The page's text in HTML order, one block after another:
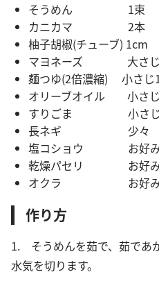
そうめん 1束
カニカマ 2本
柚子胡椒(チューブ) 1cm
マヨネーズ 大さ
麺つゆ(2倍濃縮) 小さじ
オリーブオイル 小さ
すりごま 小さ
長ネギ 少々
塩コショウ お好
乾燥パセリ お好
オクラ お好み
作り方
1. そうめんを茹で、茹であ
水気を切ります。